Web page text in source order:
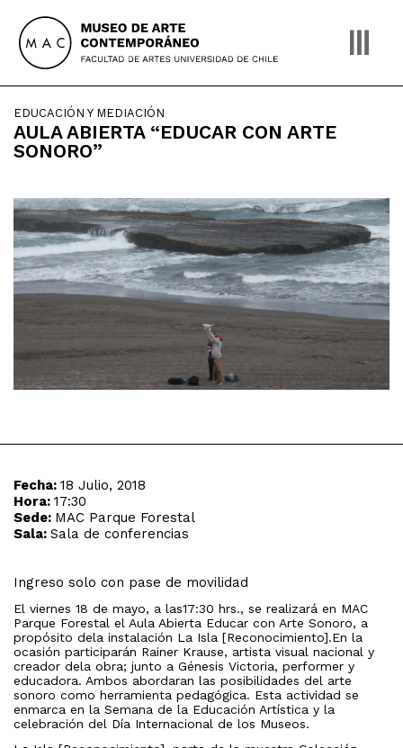
content
EDUCACIÓN Y MEDIACIÓN
AULA ABIERTA “EDUCAR CON ARTE
SONORO”
Fecha: 18 Julio, 2018
Hora: 17:30
Sede: MAC Parque Forestal
Sala: Sala de conferencias
Ingreso solo con pase de movilidad
El viernes 18 de mayo, a las17:30 hrs., se realizará en MAC
Parque Forestal el Aula Abierta Educar con Arte Sonoro, a
propósito dela instalación La Isla [Reconocimiento].En la
ocasión participarán Rainer Krause, artista visual nacional y
creador dela obra; junto a Génesis Victoria, performer y
educadora. Ambos abordaran las posibilidades del arte
sonoro como herramienta pedagógica. Esta actividad se
enmarca en la Semana de la Educación Artística y la
celebración del Día Internacional de los Museos.